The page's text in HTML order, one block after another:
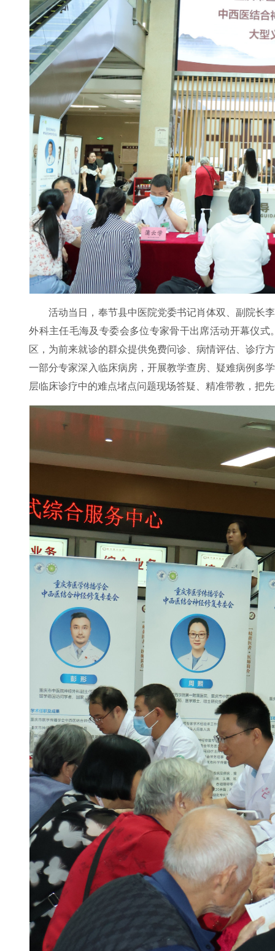
活动当日，奉节县中医院党委书记肖体双、副院长
外科主任毛海及专委会多位专家骨干出席活动开幕仪
区，为前来就诊的群众提供免费问诊、病情评估、诊疗
一部分专家深入临床病房，开展教学查房、疑难病例多
层临床诊疗中的难点堵点问题现场答疑、精准带教，把